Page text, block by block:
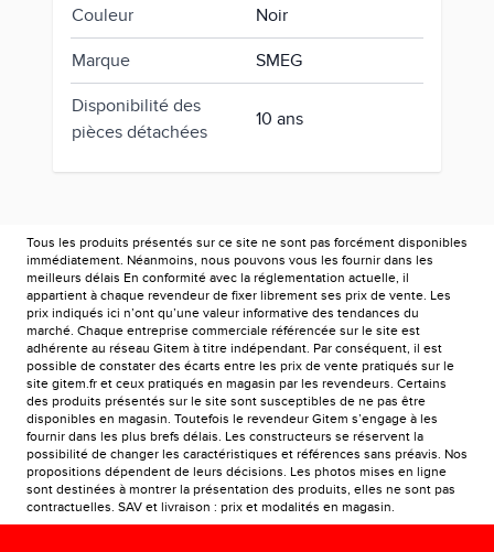
Couleur Noir
Marque SMEG
Disponibilité des
pièces détachées
10 ans
Tous les produits présentés sur ce site ne sont pas forcément disponibles
immédiatement. Néanmoins, nous pouvons vous les fournir dans les
meilleurs délais En conformité avec la réglementation actuelle, il
appartient à chaque revendeur de fixer librement ses prix de vente. Les
prix indiqués ici n’ont qu’une valeur informative des tendances du
marché. Chaque entreprise commerciale référencée sur le site est
adhérente au réseau Gitem à titre indépendant. Par conséquent, il est
possible de constater des écarts entre les prix de vente pratiqués sur le
site gitem.fr et ceux pratiqués en magasin par les revendeurs. Certains
des produits présentés sur le site sont susceptibles de ne pas être
disponibles en magasin. Toutefois le revendeur Gitem s’engage à les
fournir dans les plus brefs délais. Les constructeurs se réservent la
possibilité de changer les caractéristiques et références sans préavis. Nos
propositions dépendent de leurs décisions. Les photos mises en ligne
sont destinées à montrer la présentation des produits, elles ne sont pas
contractuelles. SAV et livraison : prix et modalités en magasin.